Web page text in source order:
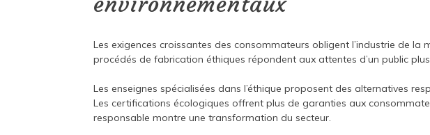
Les exigences croissantes des consommateurs obligent l’industrie de la
procédés de fabrication éthiques répondent aux attentes d’un public
Les enseignes spécialisées dans l’éthique proposent des alternatives
Les certifications écologiques offrent plus de garanties aux
responsable montre une transformation du secteur.